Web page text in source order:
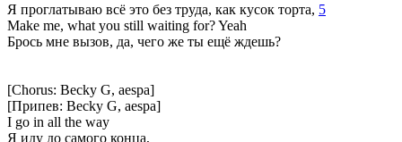
Я проглатываю всё это без труда, как кусок торта, 5
Make me, what you still waiting for? Yeah
Брось мне вызов, да, чего же ты ещё ждешь?
[Chorus: Becky G, aespa]
[Припев: Becky G, aespa]
I go in all the way
Я иду до самого конца,